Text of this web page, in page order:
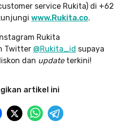
service Rukita) di +62
www.Rukita.co.
Rukita
Twitter @Rukita_id supaya
dan update terkini!
artikel ini